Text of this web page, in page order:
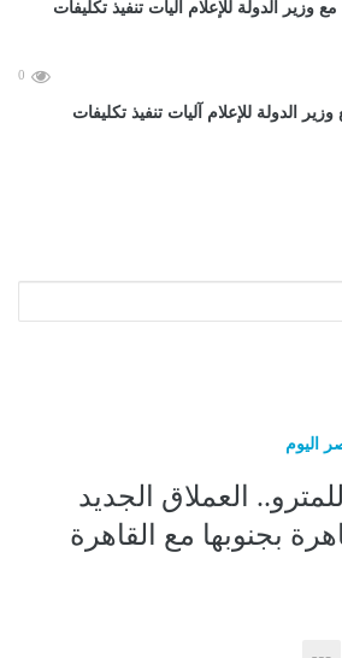
0
الدولة للإعلام آليات تنفيذ تكليفات
اليوم
العملاق الجديد
بجنوبها مع القاهرة